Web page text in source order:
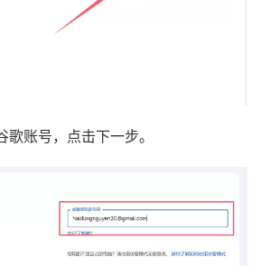
账号，点击下一步。